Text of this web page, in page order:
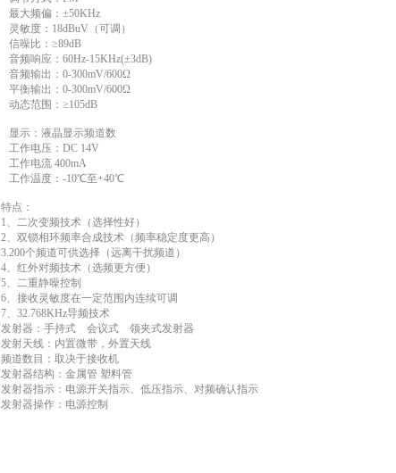
最大频偏：±50KHz
灵敏度：18dBuV（可调）
信噪比：≥89dB
音频响应：60Hz-15KHz(±3dB)
音频输出：0-300mV/600Ω
平衡输出：0-300mV/600Ω
动态范围：≥105dB
显示：液晶显示频道数
工作电压：DC 14V
工作电流 400mA
工作温度：-10℃至+40℃
特点：
1、二次变频技术（选择性好）
2、双锁相环频率合成技术（频率稳定度更高）
3.200个频道可供选择（远离干扰频道）
4、红外对频技术（选频更方便）
5、二重静噪控制
6、接收灵敏度在一定范围内连续可调
7、32.768KHz导频技术
发射器：手持式 会议式 领夹式发射器
发射天线：内置微带，外置天线
频道数目：取决于接收机
发射器结构：金属管 塑料管
发射器指示：电源开关指示、低压指示、对频确认指示
发射器操作：电源控制